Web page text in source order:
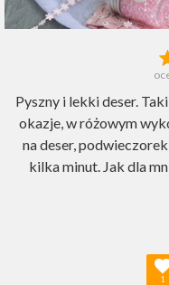
Pyszny i lekki deser.
okazje, w różowym
na deser,
kilka minut. Jak dla
1